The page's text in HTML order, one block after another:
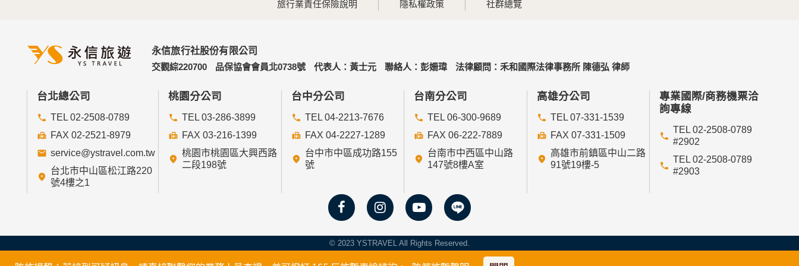
旅行業責任保險說明 隱私權政策 社群總覽
永信旅行社股份有限公司
交觀綜220700
品保協會會員北0738號 代表人：黃士元 聯絡人：彭姍瑋 法律顧問：禾和國際法律事務所 陳德弘 律師
台北總公司
TEL 02-2508-0789
FAX 02-2521-8979
service@ystravel.com.tw
台北市中山區松江路220
號4樓之1
桃園分公司
TEL 03-286-3899
FAX 03-216-1399
桃園市桃園區大興西路
二段198號
台中分公司
TEL 04-2213-7676
FAX 04-2227-1289
台中市中區成功路155
號
台南分公司
TEL 06-300-9689
FAX 06-222-7889
台南市中西區中山路
147號8樓A室
高雄分公司
TEL 07-331-1539
FAX 07-331-1509
高雄市前鎮區中山二路
91號19樓-5
專業國際/商務機票洽
詢專線
TEL 02-2508-0789
#2902
TEL 02-2508-0789
#2903
© 2023 YSTRAVEL All Rights Reserved.